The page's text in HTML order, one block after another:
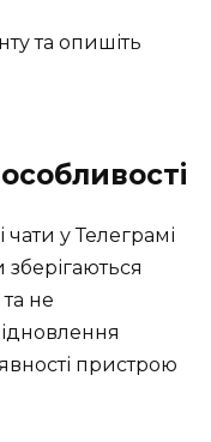
та опишіть
у Телеграмі
не
пристрою